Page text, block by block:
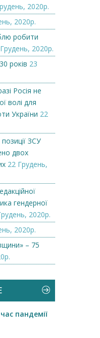
2020р.
2020р.
робити
2020р.
років 23
Росія не
волі для
України 22
ЗСУ
двох
22 Грудень,
гендерної
2020р.
2020р.
– 75
пандемії